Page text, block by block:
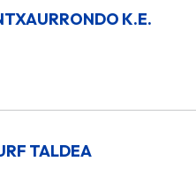
K.E.
TALDEA